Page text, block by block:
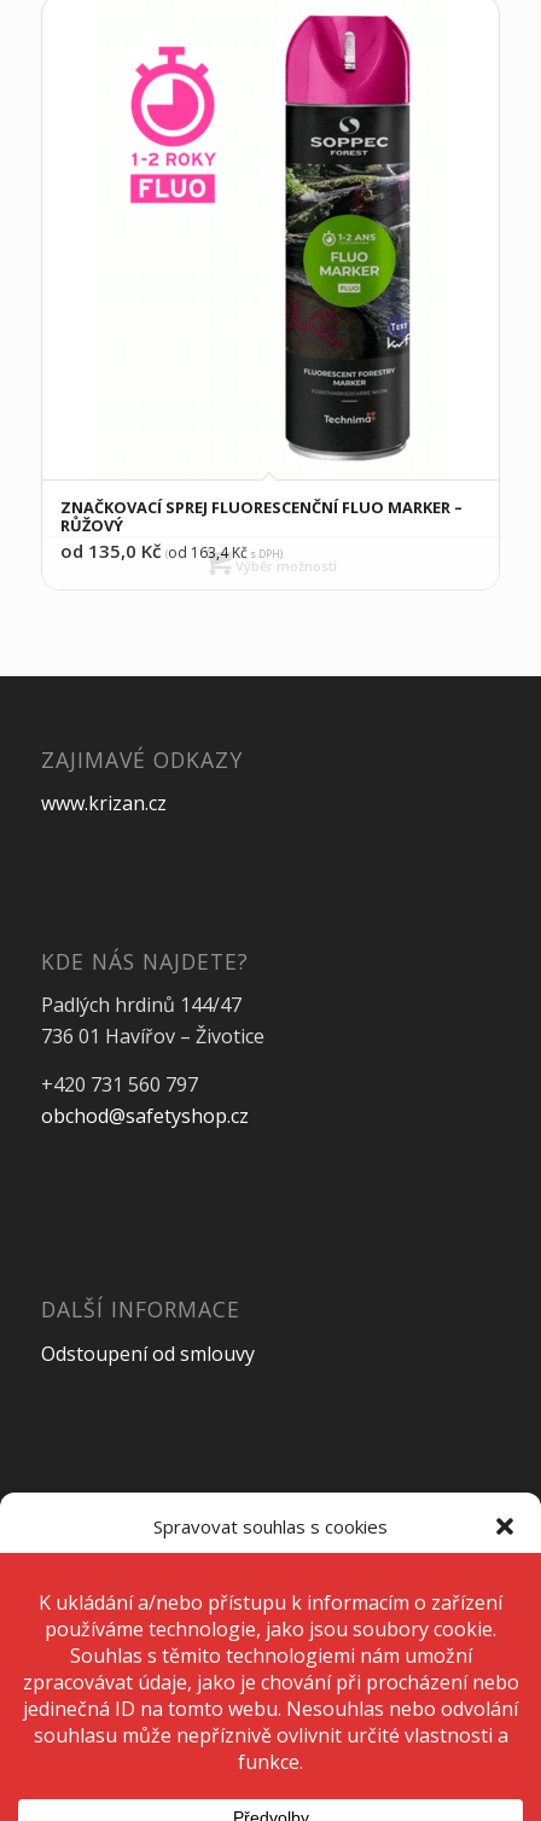
Spravovat souhlas s cookies
technologie, jako jsou soubory cookie. Děláme to, abychom zlepšili
zážitek z prohlížení a zobrazovali personalizované reklamy. Souhlas s
těmito technologiemi nám umožní zpracovávat údaje, jako je chování
při procházení nebo jedinečná ID na tomto webu. Nesouhlas nebo
odvolání souhlasu může nepříznivě ovlivnit určité vlastnosti a funkce.
Přijmout
Odmítnout
ZNAČKOVACÍ SPREJ FLUORESCENČNÍ FLUO MARKER –
RŮŽOVÝ
od 135,0 Kč (od 163,4Kčs DPH)
Výběr možností
ZAJIMAVÉ ODKAZY
www.krizan.cz
KDE NÁS NAJDETE?
Padlých hrdinů 144/47
736 01 Havířov – Životice
+420 731 560 797
obchod@safetyshop.cz
DALŠÍ INFORMACE
Odstoupení od smlouvy
Pondělí – Pátek7:00 – 15:00
SobotaZavřeno
Neděle Zavřeno